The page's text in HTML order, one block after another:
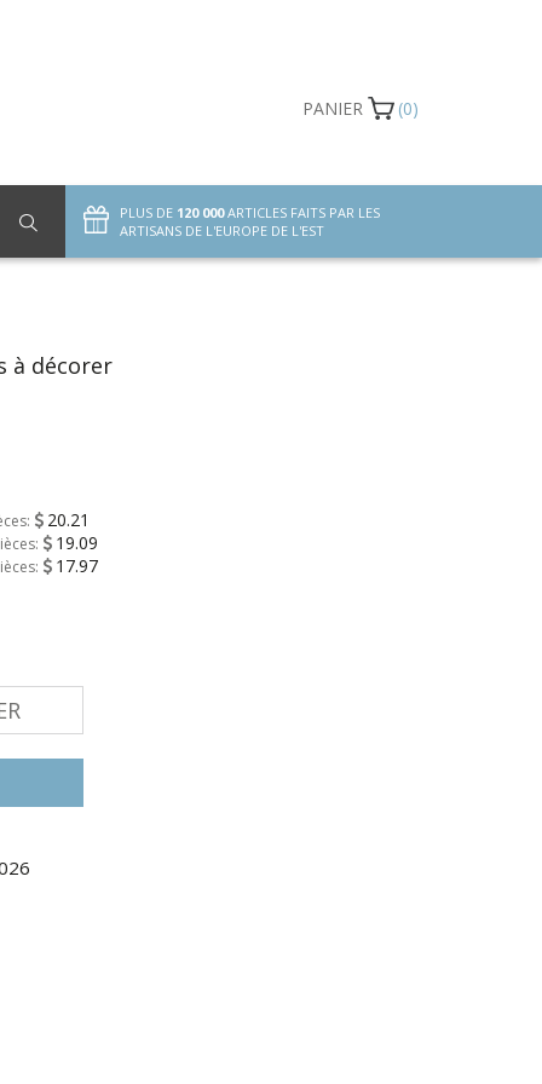
à décorer
20.21
19.09
17.97
PANIER (0)
PLUS DE 120 000ARTICLES FAITS PAR LES
ARTISANS DE L'EUROPE DE L'EST